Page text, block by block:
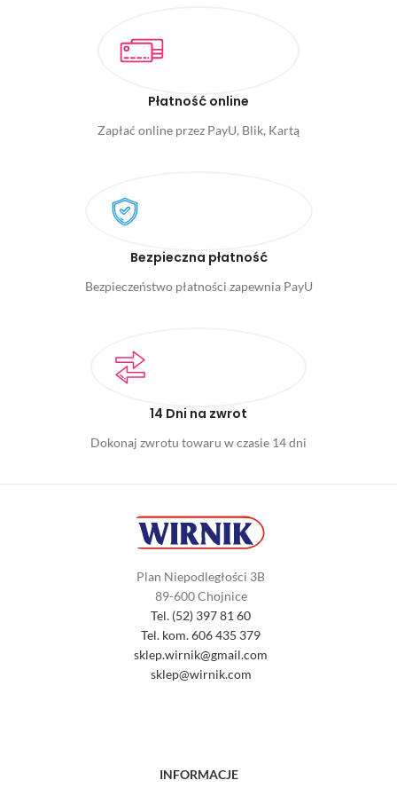
Płatność online
Zapłać online przez PayU, Blik, Kartą
Bezpieczna płatność
Bezpieczeństwo płatności zapewnia PayU
14 Dni na zwrot
Dokonaj zwrotu towaru w czasie 14 dni
Plan Niepodległości 3B
89-600 Chojnice
Tel. (52) 397 81 60
Tel. kom. 606 435 379
sklep.wirnik@gmail.com
sklep@wirnik.com
INFORMACJE